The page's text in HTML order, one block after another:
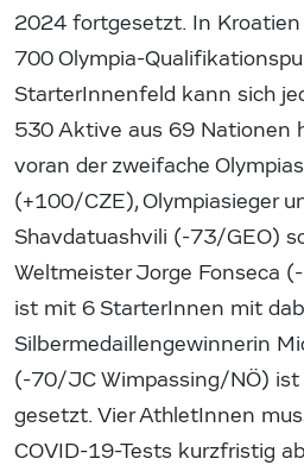
2024 fortgesetzt. In Kroatien
700 Olympia-
StarterInnenfeld kann sich
530 Aktive aus 69 Nationen
voran der zweifache
(+100/CZE), Olympiasieger
Shavdatuashvili (-73/GEO)
Weltmeister Jorge Fonseca
ist mit 6 StarterInnen mit
Silbermedaillengewinnerin
(-70/JC Wimpassing/NÖ) ist
gesetzt. Vier AthletInnen
COVID-19-Tests kurzfristig